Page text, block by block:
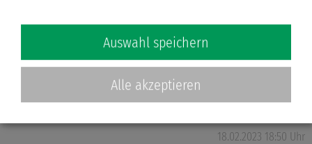
Latein - 48 Paare waren
angetreten, im Finale belegten
Yigit und ...
Weiterlesen …
18.02.2023 18:50 Uhr
Auswahl speichern
Alle akzeptieren